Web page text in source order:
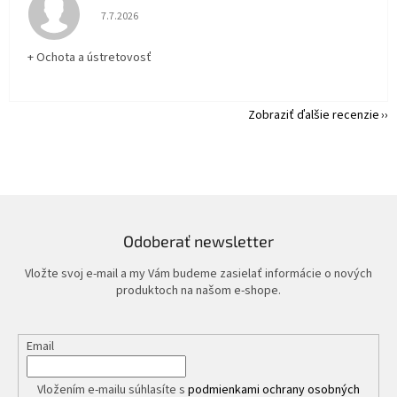
Hodnotenie obchodu je 5 z 5 hviezdičiek.
7.7.2026
+ Ochota a ústretovosť
Zobraziť ďalšie recenzie
Odoberať newsletter
Vložte svoj e-mail a my Vám budeme zasielať informácie o nových
produktoch na našom e-shope.
Email
Vložením e-mailu súhlasíte s podmienkami ochrany osobných